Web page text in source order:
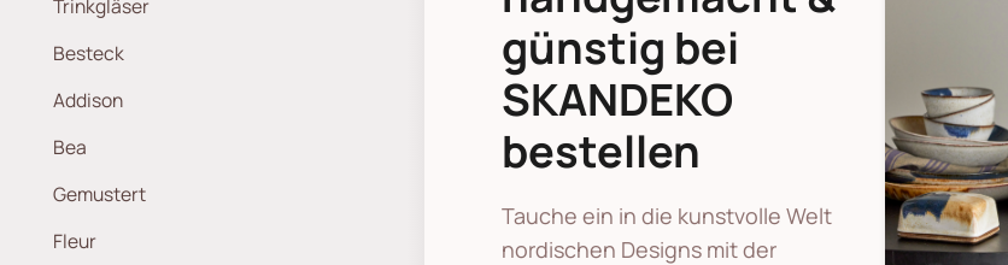
Trinkgläser
Besteck
Addison
Bea
Gemustert
Fleur
günstig bei
SKANDEKO
bestellen
Tauche ein in die kunstvolle Welt
nordischen Designs mit der